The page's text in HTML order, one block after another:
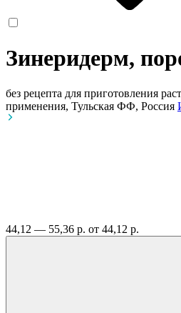
Зинеридерм,
без рецепта для приготовления
применения, Тульская ФФ, Россия
44,12 — 55,36 р. от 44,12 р.